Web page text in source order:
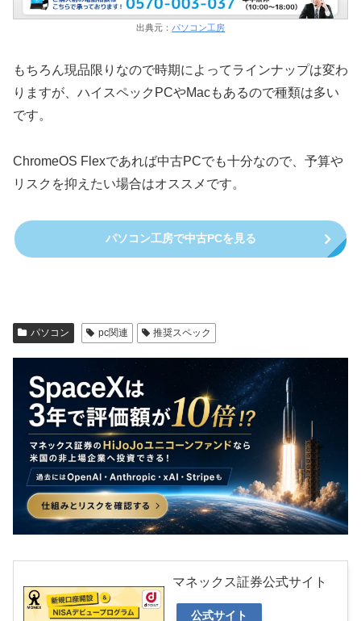
出典元： パソコン工房
もちろん現品限りなので時期によってラインナップは変わ
りますが、ハイスペックPCやMacもあるので種類は多い
です。
ChromeOS Flexであれば中古PCでも十分なので、予算や
リスクを抑えたい場合はオススメです。
パソコン工房で中古PCを見る
パソコン pc関連 推奨スペック
マネックス証券公式サイト
公式サイト